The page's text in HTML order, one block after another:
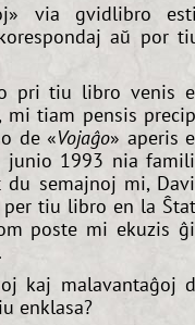
via gvidlibro
aŭ por
pri tiu libro venis
tiam pensis
de «Vojaĝo» aperis
junio 1993 nia
semajnoj mi,
per tiu libro en la
poste mi ekuzis
kaj malavantaĝoj
enklasa?